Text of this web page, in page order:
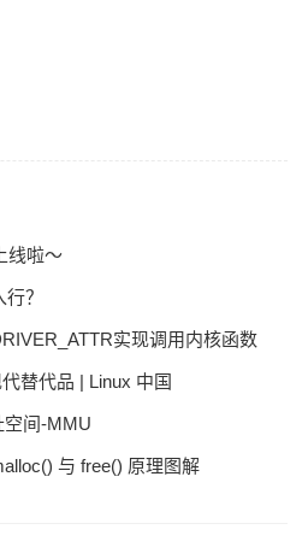
线啦～
？
实现调用内核函数
替代品 | Linux 中国
空间-MMU
与 free() 原理图解